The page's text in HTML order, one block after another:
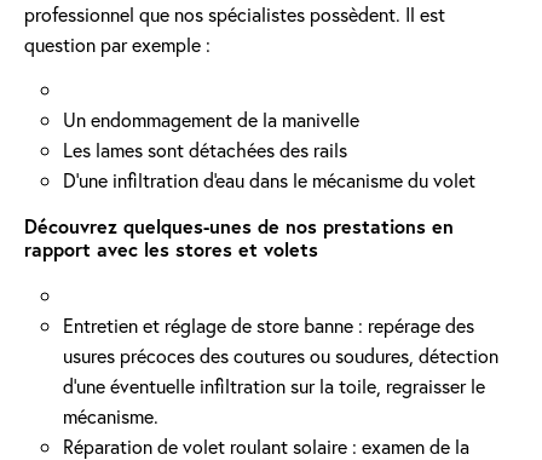
professionnel que nos spécialistes possèdent. Il est
question par exemple :
Un endommagement de la manivelle
Les lames sont détachées des rails
D'une infiltration d'eau dans le mécanisme du volet
Découvrez quelques-unes de nos prestations en
rapport avec les stores et volets
Entretien et réglage de store banne : repérage des
usures précoces des coutures ou soudures, détection
d'une éventuelle infiltration sur la toile, regraisser le
mécanisme.
Réparation de volet roulant solaire : examen de la